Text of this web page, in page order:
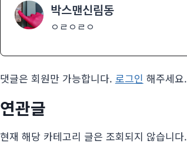
박스맨신림동
ㅇㄹㅇㄹㅇ
댓글은 회원만 가능합니다. 로그인 해주세요.
연관글
현재 해당 카테고리 글은 조회되지 않습니다.